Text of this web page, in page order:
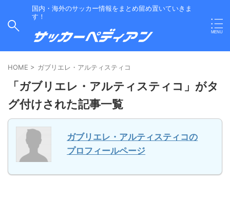
国内・海外のサッカー情報をまとめ留め置いていきま
す！
HOME > ガブリエレ・アルティスティコ
「ガブリエレ・アルティスティコ」がタ
グ付けされた記事一覧
ガブリエレ・アルティスティコの
プロフィールページ